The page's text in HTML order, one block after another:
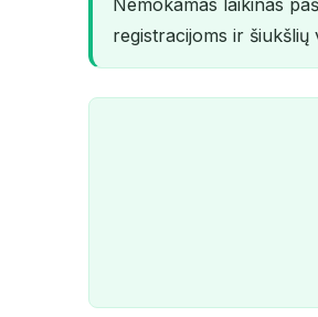
Nemokamas laikinas
registracijoms ir